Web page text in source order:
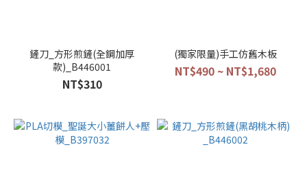
鏟刀_方形煎鏟(全鋼加厚
款)_B446001
NT$310
(獨家限量)手工仿舊木板
NT$490 ~ NT$1,680